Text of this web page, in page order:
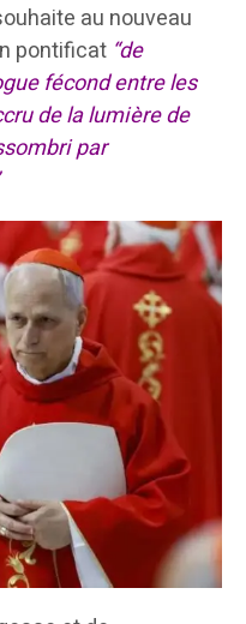
au nouveau
pontificat “de
fécond entre les
de la lumière de
par